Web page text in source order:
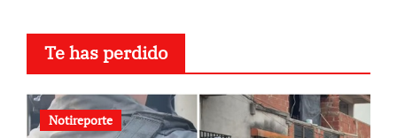
Te has perdido
Notireporte